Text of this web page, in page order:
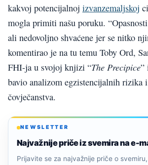
kakvoj potencijalnoj izvanzemaljskoj
mogla primiti našu poruku.
ali nedovoljno shvaćene jer se nitko
komentirao je na tu temu Toby Ord,
FHI-ja u svojoj knjizi “The Precipice”
bavio analizom egzistencijalnih rizika
čovječanstva.
NEWSLETTER
Najvažnije priče iz svemira na e-
Prijavite se za najvažnije priče o